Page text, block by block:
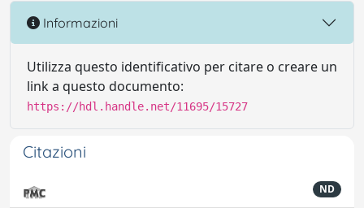
Informazioni
Utilizza questo identificativo per citare o creare un
link a questo documento:
https://hdl.handle.net/11695/15727
Citazioni
ND